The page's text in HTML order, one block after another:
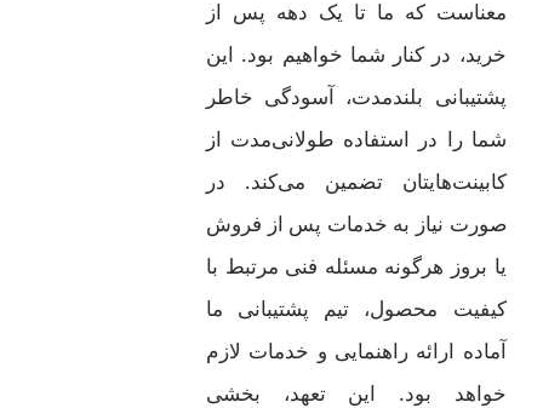
معناست که ما تا یک دهه پس از
خرید، در کنار شما خواهیم بود. این
پشتیبانی بلندمدت، آسودگی خاطر
شما را در استفاده طولانی‌مدت از
کابینت‌هایتان تضمین می‌کند. در
صورت نیاز به خدمات پس از فروش
یا بروز هرگونه مسئله فنی مرتبط با
کیفیت محصول، تیم پشتیبانی ما
آماده ارائه راهنمایی و خدمات لازم
خواهد بود. این تعهد، بخشی